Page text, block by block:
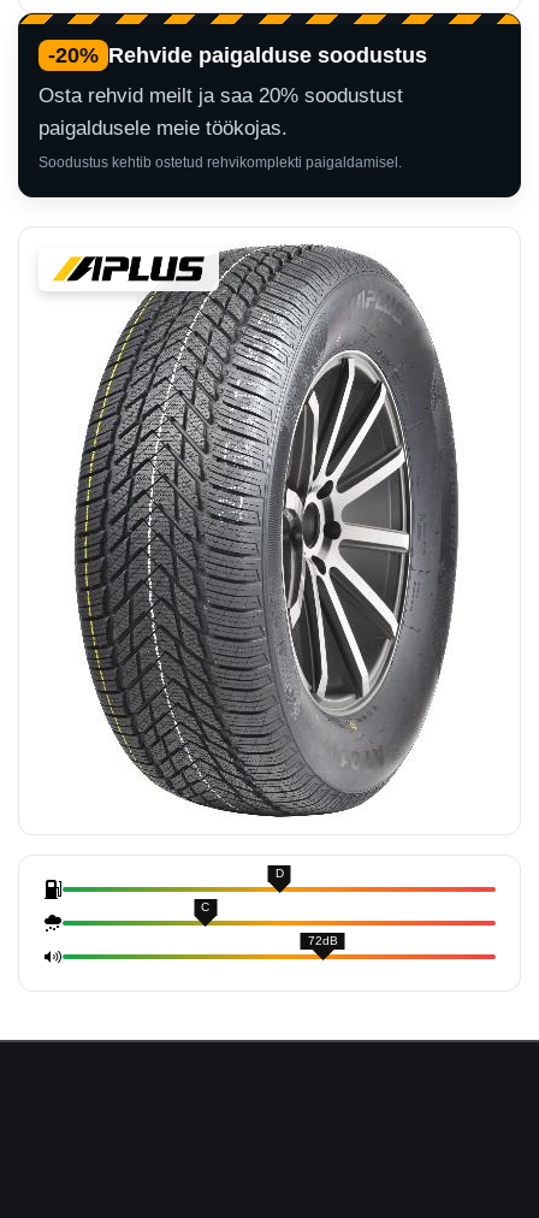
-20% Rehvide paigalduse soodustus
Osta rehvid meilt ja saa 20% soodustust
paigaldusele meie töökojas.
Soodustus kehtib ostetud rehvikomplekti paigaldamisel.
D
C
72dB